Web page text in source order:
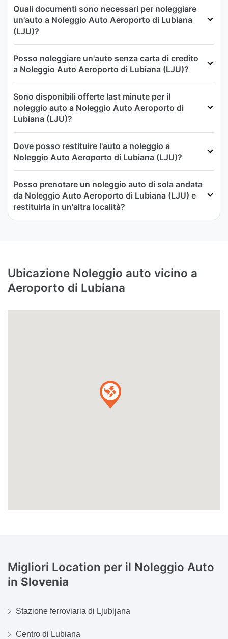
Quali documenti sono necessari per noleggiare
un'auto a Noleggio Auto Aeroporto di Lubiana
(LJU)?
Posso noleggiare un'auto senza carta di credito
a Noleggio Auto Aeroporto di Lubiana (LJU)?
Sono disponibili offerte last minute per il
noleggio auto a Noleggio Auto Aeroporto di
Lubiana (LJU)?
Dove posso restituire l'auto a noleggio a
Noleggio Auto Aeroporto di Lubiana (LJU)?
Posso prenotare un noleggio auto di sola andata
da Noleggio Auto Aeroporto di Lubiana (LJU) e
restituirla in un'altra località?
Ubicazione Noleggio auto vicino a
Aeroporto di Lubiana
Migliori Location per il Noleggio Auto
in Slovenia
Stazione ferroviaria di Ljubljana
Centro di Lubiana